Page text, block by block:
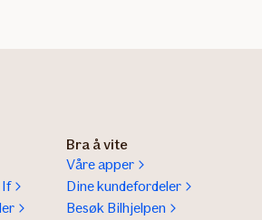
If
Bra å vite
Våre apper
Dine kundefordeler
Besøk Bilhjelpen